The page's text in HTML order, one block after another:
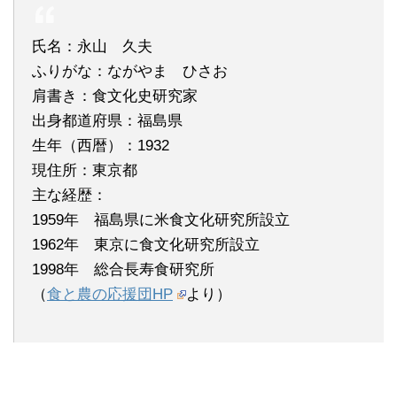
氏名：永山 久夫
ふりがな：ながやま ひさお
肩書き：食文化史研究家
出身都道府県：福島県
生年（西暦）：1932
現住所：東京都
主な経歴：
1959年 福島県に米食文化研究所設立
1962年 東京に食文化研究所設立
1998年 総合長寿食研究所
（食と農の応援団HP より）